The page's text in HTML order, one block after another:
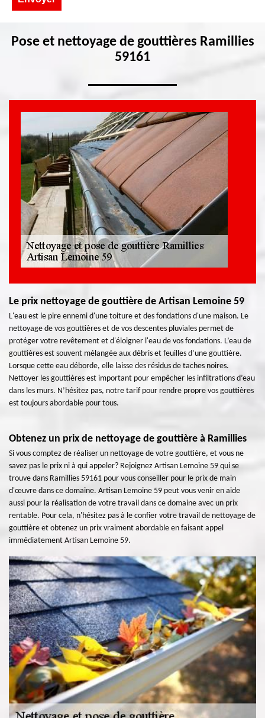
Pose et nettoyage de gouttières Ramillies
59161
Le prix nettoyage de gouttière de Artisan Lemoine 59
L'eau est le pire ennemi d'une toiture et des fondations d'une maison. Le
nettoyage de vos gouttières et de vos descentes pluviales permet de
protéger votre revêtement et d'éloigner l'eau de vos fondations. L’eau de
gouttières est souvent mélangée aux débris et feuilles d’une gouttière.
Lorsque cette eau déborde, elle laisse des résidus de taches noires.
Nettoyer les gouttières est important pour empêcher les infiltrations d’eau
dans les murs. N’hésitez pas, notre tarif pour rendre propre vos gouttières
est toujours abordable pour tous.
Obtenez un prix de nettoyage de gouttière à Ramillies
Si vous comptez de réaliser un nettoyage de votre gouttière, et vous ne
savez pas le prix ni à qui appeler? Rejoignez Artisan Lemoine 59 qui se
trouve dans Ramillies 59161 pour vous conseiller pour le prix de main
d'œuvre dans ce domaine. Artisan Lemoine 59 peut vous venir en aide
aussi pour la réalisation de votre travail dans ce domaine avec un prix
rentable. Pour cela, n'hésitez pas à le confier votre travail de nettoyage de
gouttière et obtenez un prix vraiment abordable en faisant appel
immédiatement Artisan Lemoine 59.